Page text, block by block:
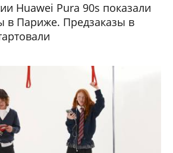
Huawei Pura 90s показали
в Париже. Предзаказы в